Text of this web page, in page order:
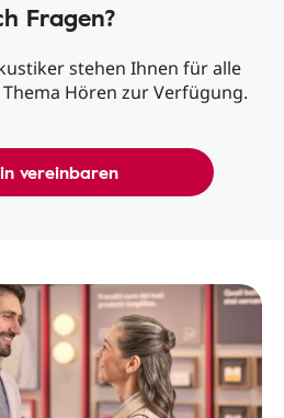
Fragen?
stehen Ihnen für alle
Hören zur Verfügung.
vereinbaren